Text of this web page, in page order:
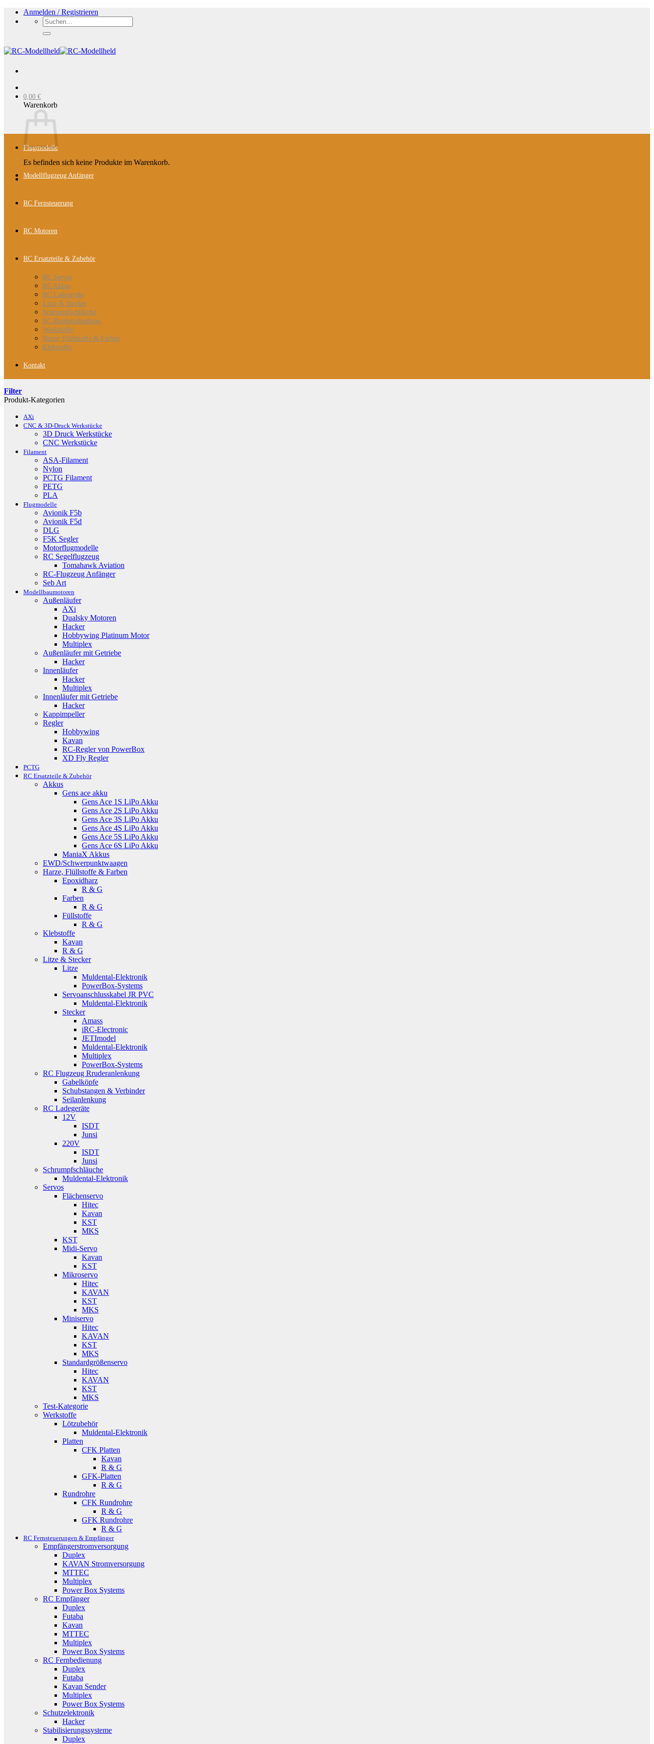
Zum
Inhalt
Anmelden / Registrieren
Suchen
nach:
0,00 €
Warenkorb
Es befinden sich keine Produkte im Warenkorb.
Flugmodelle
Modellflugzeug Anfänger
RC Fernsteuerung
RC Motoren
RC Ersatzteile & Zubehör
RC Servos
RC Akkus
RC Ladegeräte
Litze & Stecker
Schrumpfschläuche
RC Rruderanlenkung
Werkstoffe
Harze, Flüllstoffe & Farben
Klebstoffe
Kontakt
Filter
Produkt-Kategorien
AXi
CNC & 3D-Druck Werkstücke
3D Druck Werkstücke
CNC Werkstücke
Filament
ASA-Filament
Nylon
PCTG Filament
PETG
PLA
Flugmodelle
Avionik F5b
Avionik F5d
DLG
F5K Segler
Motorflugmodelle
RC Segelflugzeug
Tomahawk Aviation
RC-Flugzeug Anfänger
Seb Art
Modellbaumotoren
Außenläufer
AXi
Dualsky Motoren
Hacker
Hobbywing Platinum Motor
Multiplex
Außenläufer mit Getriebe
Hacker
Innenläufer
Hacker
Multiplex
Innenläufer mit Getriebe
Hacker
Kappimpeller
Regler
Hobbywing
Kavan
RC-Regler von PowerBox
XD Fly Regler
PCTG
RC Ersatzteile & Zubehör
Akkus
Gens ace akku
Gens Ace 1S LiPo Akku
Gens Ace 2S LiPo Akku
Gens Ace 3S LiPo Akku
Gens Ace 4S LiPo Akku
Gens Ace 5S LiPo Akku
Gens Ace 6S LiPo Akku
ManiaX Akkus
EWD/Schwerpunktwaagen
Harze, Flüllstoffe & Farben
Epoxidharz
R & G
Farben
R & G
Füllstoffe
R & G
Klebstoffe
Kavan
R & G
Litze & Stecker
Litze
Muldental-Elektronik
PowerBox-Systems
Servoanschlusskabel JR PVC
Muldental-Elektronik
Stecker
Amass
iRC-Electronic
JETImodel
Muldental-Elektronik
Multiplex
PowerBox-Systems
RC Flugzeug Rruderanlenkung
Gabelköpfe
Schubstangen & Verbinder
Seilanlenkung
RC Ladegeräte
12V
ISDT
Junsi
220V
ISDT
Junsi
Schrumpfschläuche
Muldental-Elektronik
Servos
Flächenservo
Hitec
Kavan
KST
MKS
KST
Midi-Servo
Kavan
KST
Mikroservo
Hitec
KAVAN
KST
MKS
Miniservo
Hitec
KAVAN
KST
MKS
Standardgrößenservo
Hitec
KAVAN
KST
MKS
Test-Kategorie
Werkstoffe
Lötzubehör
Muldental-Elektronik
Platten
CFK Platten
Kavan
R & G
GFK-Platten
R & G
Rundrohre
CFK Rundrohre
R & G
GFK Rundrohre
R & G
RC Fernsteuerungen & Empfänger
Empfängerstromversorgung
Duplex
KAVAN Stromversorgung
MTTEC
Multiplex
Power Box Systems
RC Empfänger
Duplex
Futaba
Kavan
MTTEC
Multiplex
Power Box Systems
RC Fernbedienung
Duplex
Futaba
Kavan Sender
Multiplex
Power Box Systems
Schutzelektronik
Hacker
Stabilisierungssysteme
Duplex